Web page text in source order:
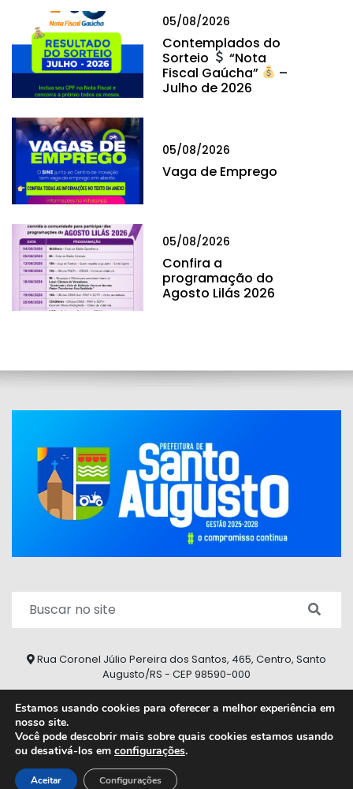
05/08/2026
Contemplados do
Sorteio
“Nota
Fiscal Gaúcha”
–
Julho de 2026
05/08/2026
Vaga de Emprego
05/08/2026
Confira a
programação do
Agosto Lilás 2026
Rua Coronel Júlio Pereira dos Santos, 465, Centro, Santo
Augusto/RS - CEP 98590-000
2026 © Todos os direitos reservados.
Estamos usando cookies para oferecer a melhor experiência em
nosso site.
Você pode descobrir mais sobre quais cookies estamos usando
ou desativá-los em configurações.
Aceitar Configurações